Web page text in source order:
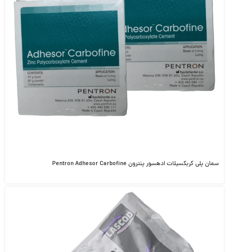
سمان پلی کربکسیلات ادهسور پنترون Pentron Adhesor Carbofine